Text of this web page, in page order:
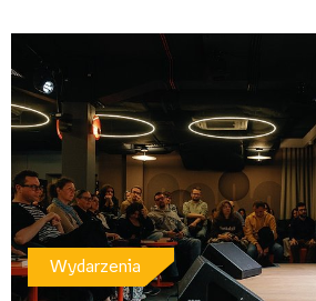
promocje – w tym 2+1 w salo...
Wydarzenia